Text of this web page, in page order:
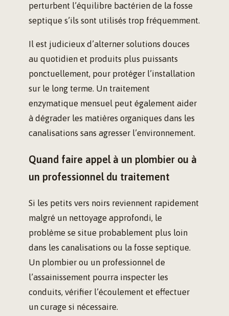
perturbent l’équilibre bactérien de la fosse
septique s’ils sont utilisés trop fréquemment.
Il est judicieux d’alterner solutions douces
au quotidien et produits plus puissants
ponctuellement, pour protéger l’installation
sur le long terme. Un traitement
enzymatique mensuel peut également aider
à dégrader les matières organiques dans les
canalisations sans agresser l’environnement.
Quand faire appel à un plombier ou à
un professionnel du traitement
Si les petits vers noirs reviennent rapidement
malgré un nettoyage approfondi, le
problème se situe probablement plus loin
dans les canalisations ou la fosse septique.
Un plombier ou un professionnel de
l’assainissement pourra inspecter les
conduits, vérifier l’écoulement et effectuer
un curage si nécessaire.